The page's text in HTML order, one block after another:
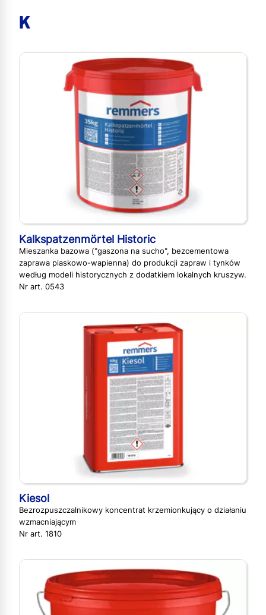
K
Kalkspatzenmörtel Historic
Mieszanka bazowa ("gaszona na sucho", bezcementowa
zaprawa piaskowo-wapienna) do produkcji zapraw i tynków
według modeli historycznych z dodatkiem lokalnych kruszyw.
Nr art. 0543
Kiesol
Bezrozpuszczalnikowy koncentrat krzemionkujący o działaniu
wzmacniającym
Nr art. 1810